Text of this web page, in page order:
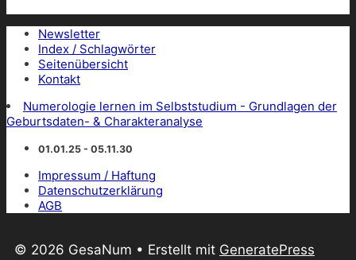
Newsletter
Index / Schlagwörter
Seitenübersicht
Kontakt
Numerologie lernen im Selbststudium - Grundlagen der
Geburtsdaten- & Charakteranalyse
01.01.25 - 05.11.30
Impressum / Haftung
Datenschutzerklärung
AGB
© 2026 GesaNum • Erstellt mit GeneratePress